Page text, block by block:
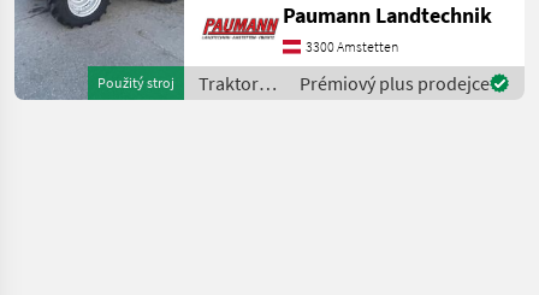
Použitý stroj
Hecksteuergeräte mit 6
DeLuxe-Steckkupplungen
inkl. Ölauffangbehälter *
Stoff Fahrersitz Luftgefedert
Paumann Landtechnik
3300 Amstetten
Traktory /
Case IH
Prémiový plus prodejce